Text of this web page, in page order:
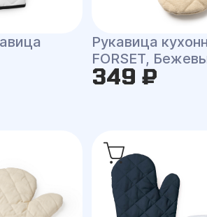
Рукавица
FORSET,
349 ₽